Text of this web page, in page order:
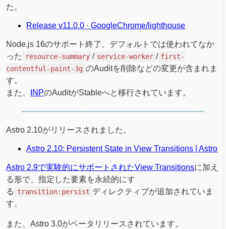
た。
Release v11.0.0 · GoogleChrome/lighthouse
Node.js 16のサポート終了、デフォルトでは使われてなか
った
resource-summary / service-worker / first-
contentful-paint-3g のAuditを削除などの変更が含まれま
す。
また、
INPのAuditがStableへと移行されています。
Astro 2.10がリリースされました。
Astro 2.10: Persistent State in View Transitions | Astro
Astro 2.9で実験的にサポートされたView Transitionsに加え
る形で、指定した要素を永続的にす
る transition:persist ディレクティブが追加されていま
す。
また、Astro 3.0がベータリリースされています。